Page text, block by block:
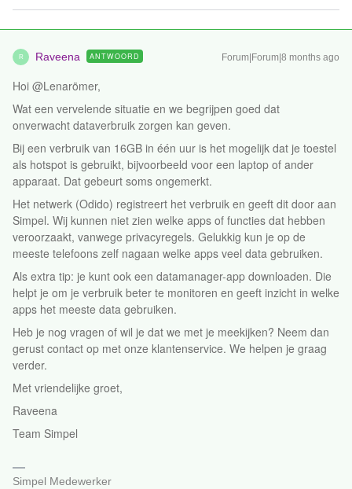
R Raveena ANTWOORD Forum|Forum|8 months ago
Hoi @Lenarömer,
Wat een vervelende situatie en we begrijpen goed dat
onverwacht dataverbruik zorgen kan geven.
Bij een verbruik van 16GB in één uur is het mogelijk dat je toestel
als hotspot is gebruikt, bijvoorbeeld voor een laptop of ander
apparaat. Dat gebeurt soms ongemerkt.
Het netwerk (Odido) registreert het verbruik en geeft dit door aan
Simpel. Wij kunnen niet zien welke apps of functies dat hebben
veroorzaakt, vanwege privacyregels. Gelukkig kun je op de
meeste telefoons zelf nagaan welke apps veel data gebruiken.
Als extra tip: je kunt ook een datamanager-app downloaden. Die
helpt je om je verbruik beter te monitoren en geeft inzicht in welke
apps het meeste data gebruiken.
Heb je nog vragen of wil je dat we met je meekijken? Neem dan
gerust contact op met onze klantenservice. We helpen je graag
verder.
Met vriendelijke groet,
Raveena
Team Simpel
Simpel Medewerker